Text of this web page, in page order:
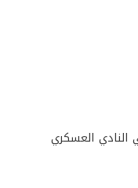
النادي العسكري